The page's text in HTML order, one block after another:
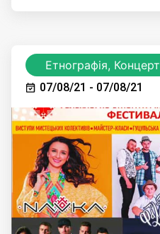
Етнографія, Концерт
07/08/21 - 07/08/21